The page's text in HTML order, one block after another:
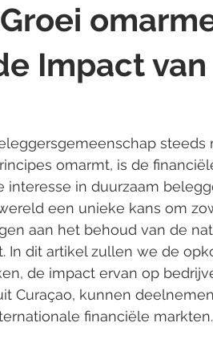
Impact van
steeds
omarmt, is de
in duurzaam
een unieke kans om
aan het behoud van de
In dit artikel zullen we de
de impact ervan op
Curaçao, kunnen
financiële markten.